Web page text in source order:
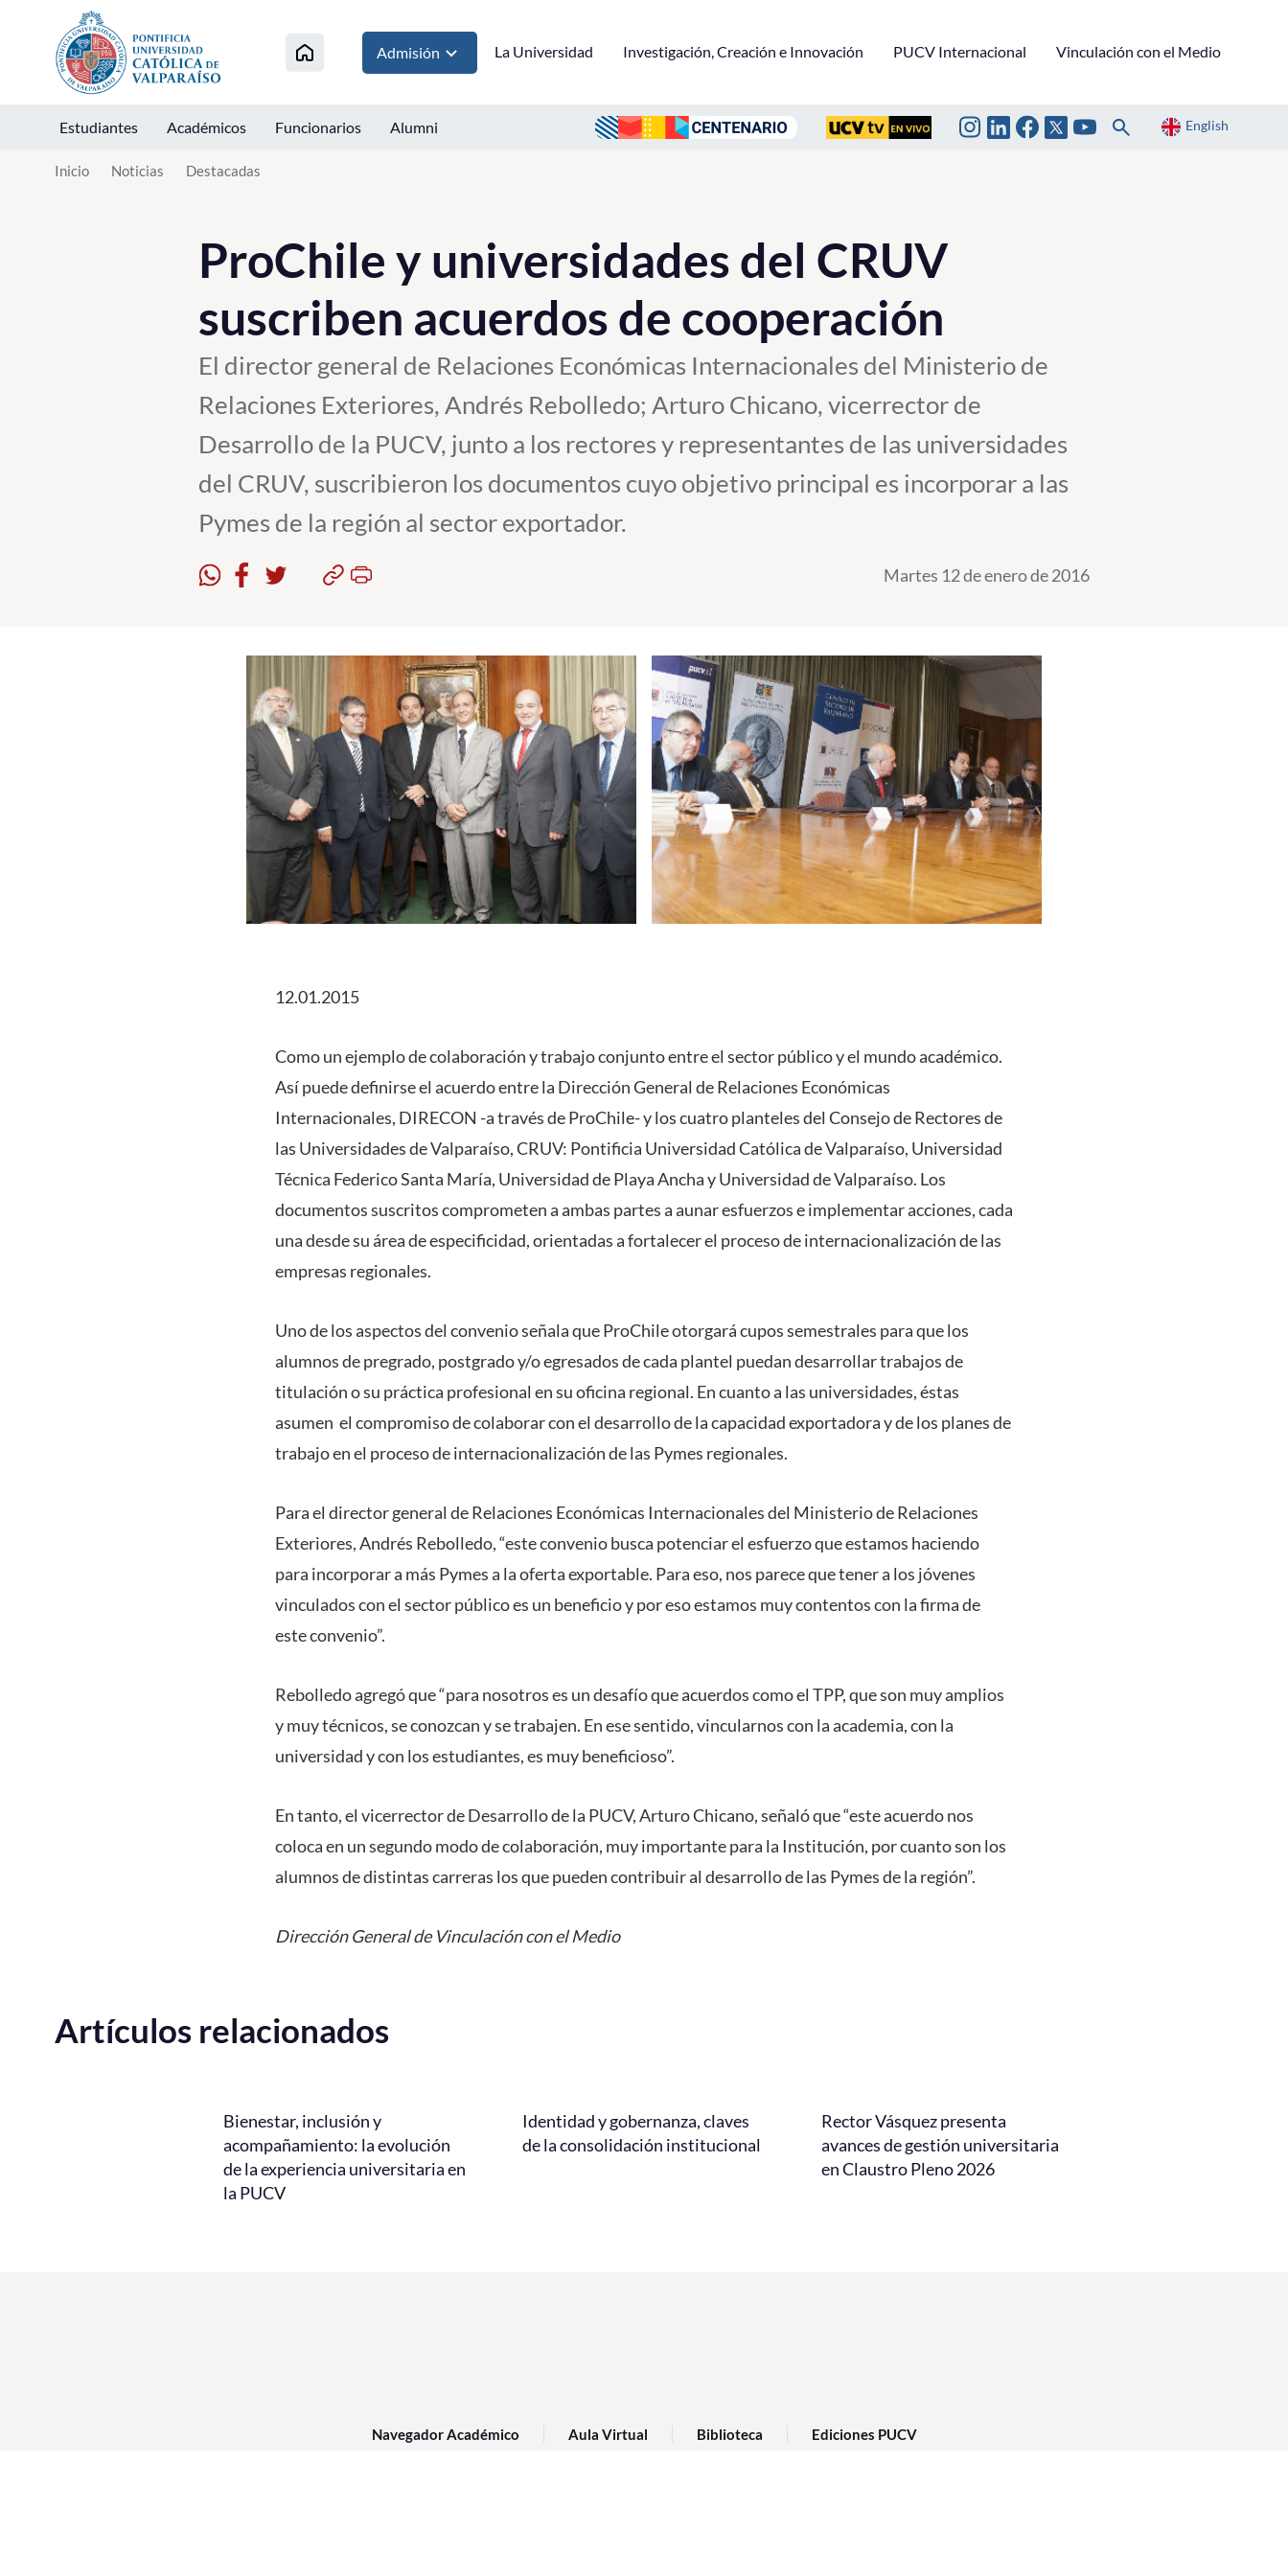
Click acá para ir directamente al contenido
Admisión La Universidad Investigación, Creación e Innovación PUCV Internacional Vinculación con el Medio
Estudiantes Académicos Funcionarios Alumni English
Inicio Noticias Destacadas
ProChile y universidades del CRUV
suscriben acuerdos de cooperación
El director general de Relaciones Económicas Internacionales del Ministerio de
Relaciones Exteriores, Andrés Rebolledo; Arturo Chicano, vicerrector de
Desarrollo de la PUCV, junto a los rectores y representantes de las universidades
del CRUV, suscribieron los documentos cuyo objetivo principal es incorporar a las
Pymes de la región al sector exportador.
Martes 12 de enero de 2016
12.01.2015
Como un ejemplo de colaboración y trabajo conjunto entre el sector público y el mundo académico.
Así puede definirse el acuerdo entre la Dirección General de Relaciones Económicas
Internacionales, DIRECON -a través de ProChile- y los cuatro planteles del Consejo de Rectores de
las Universidades de Valparaíso, CRUV: Pontificia Universidad Católica de Valparaíso, Universidad
Técnica Federico Santa María, Universidad de Playa Ancha y Universidad de Valparaíso. Los
documentos suscritos comprometen a ambas partes a aunar esfuerzos e implementar acciones, cada
una desde su área de especificidad, orientadas a fortalecer el proceso de internacionalización de las
empresas regionales.
Uno de los aspectos del convenio señala que ProChile otorgará cupos semestrales para que los
alumnos de pregrado, postgrado y/o egresados de cada plantel puedan desarrollar trabajos de
titulación o su práctica profesional en su oficina regional. En cuanto a las universidades, éstas
asumen el compromiso de colaborar con el desarrollo de la capacidad exportadora y de los planes de
trabajo en el proceso de internacionalización de las Pymes regionales.
Para el director general de Relaciones Económicas Internacionales del Ministerio de Relaciones
Exteriores, Andrés Rebolledo, “este convenio busca potenciar el esfuerzo que estamos haciendo
para incorporar a más Pymes a la oferta exportable. Para eso, nos parece que tener a los jóvenes
vinculados con el sector público es un beneficio y por eso estamos muy contentos con la firma de
este convenio”.
Rebolledo agregó que “para nosotros es un desafío que acuerdos como el TPP, que son muy amplios
y muy técnicos, se conozcan y se trabajen. En ese sentido, vincularnos con la academia, con la
universidad y con los estudiantes, es muy beneficioso”.
En tanto, el vicerrector de Desarrollo de la PUCV, Arturo Chicano, señaló que “este acuerdo nos
coloca en un segundo modo de colaboración, muy importante para la Institución, por cuanto son los
alumnos de distintas carreras los que pueden contribuir al desarrollo de las Pymes de la región”.
Dirección General de Vinculación con el Medio
Artículos relacionados
Bienestar, inclusión y
acompañamiento: la evolución
de la experiencia universitaria en
la PUCV
Identidad y gobernanza, claves
de la consolidación institucional
Rector Vásquez presenta
avances de gestión universitaria
en Claustro Pleno 2026
Navegador Académico Aula Virtual Biblioteca Ediciones PUCV